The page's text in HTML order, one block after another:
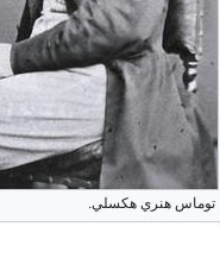
توماس هنري هكسلي.